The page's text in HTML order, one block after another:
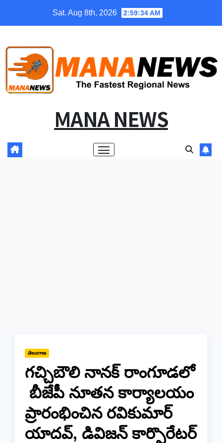
Sat. Aug 8th, 2026 2:59:35 AM
MANA NEWS
తెలంగాణ
గచ్చిబౌలి నానక్ రాంగూడలో
బీజేపీ నూతన కార్యాలయం
ప్రారంభించిన రవికుమార్
యాదవ్, డివిజన్ కార్పొరేటర్